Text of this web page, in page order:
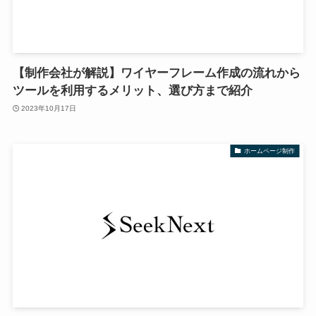
【制作会社が解説】ワイヤーフレーム作成の流れから
ツールを利用するメリット、選び方まで紹介
2023年10月17日
ホームページ制作